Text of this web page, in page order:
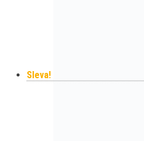
Sleva!